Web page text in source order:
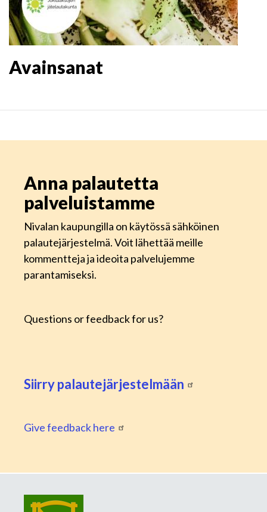
Avainsanat
Anna palautetta
palveluistamme
Nivalan kaupungilla on käytössä sähköinen
palautejärjestelmä. Voit lähettää meille
kommentteja ja ideoita palvelujemme
parantamiseksi.
Questions or feedback for us?
Siirry palautejärjestelmään
Give feedback here